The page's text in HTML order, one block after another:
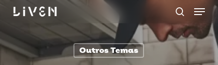
Skip
main
content
procurar
Menu
Outros Temas